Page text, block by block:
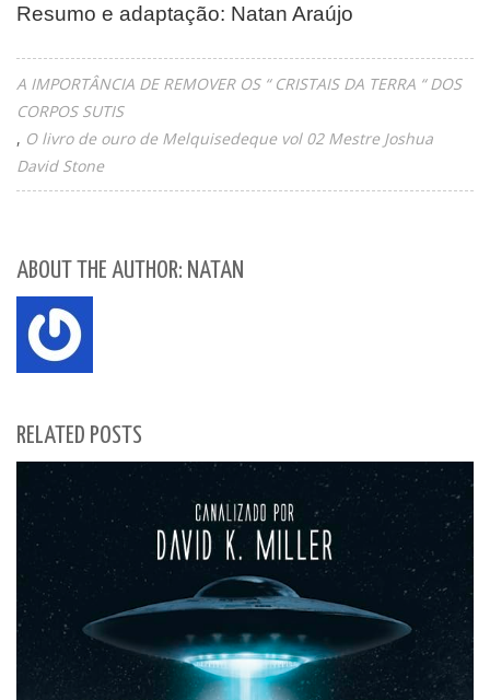
Resumo e adaptação: Natan Araújo
A IMPORTÂNCIA DE REMOVER OS “ CRISTAIS DA TERRA “ DOS
CORPOS SUTIS
O livro de ouro de Melquisedeque vol 02 Mestre Joshua
David Stone
ABOUT THE AUTHOR: NATAN
RELATED POSTS